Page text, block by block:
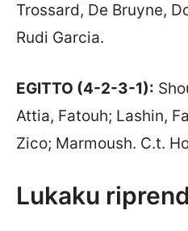
Trossard, De Bruyne,
Rudi Garcia.
EGITTO (4-2-3-1):
Attia, Fatouh; Lashin,
Zico; Marmoush. C.t.
Lukaku